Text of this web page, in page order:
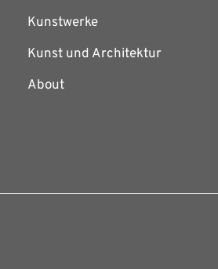
Kunstwerke
Kunst und Architektur
About